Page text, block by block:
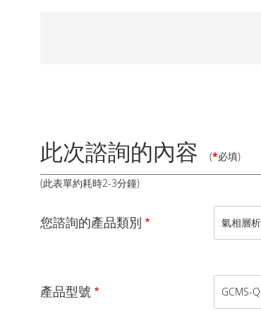
此次諮詢的內容 (*必填)
(此表單約耗時2-3分鐘)
您諮詢的產品類別
產品型號